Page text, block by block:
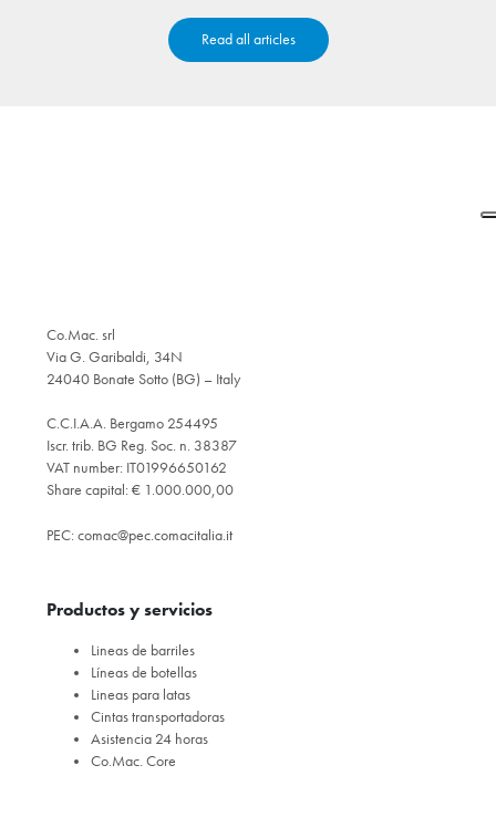
Read all articles
Co.Mac. srl
Via G. Garibaldi, 34N
24040 Bonate Sotto (BG) – Italy
C.C.I.A.A. Bergamo 254495
Iscr. trib. BG Reg. Soc. n. 38387
VAT number: IT01996650162
Share capital: € 1.000.000,00
PEC: comac@pec.comacitalia.it
Productos y servicios
Lineas de barriles
Líneas de botellas
Lineas para latas
Cintas transportadoras
Asistencia 24 horas
Co.Mac. Core